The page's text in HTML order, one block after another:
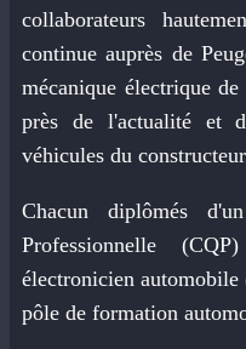
collaborateurs
continue auprès de
mécanique électrique
près de l'actualité et
véhicules du
Chacun diplômés
Professionnelle
électronicien automobile
pôle de formation